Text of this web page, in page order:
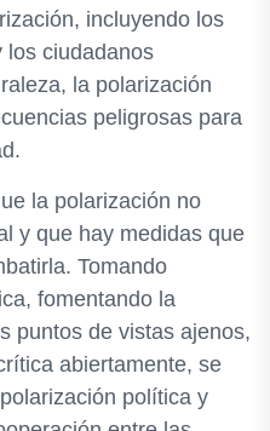
incluyendo los
los ciudadanos
la polarización
peligrosas para
la polarización no
y que hay medidas que
Tomando
fomentando la
puntos de vistas ajenos,
abiertamente, se
política y